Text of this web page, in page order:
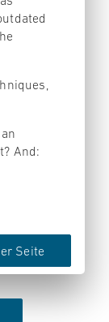
And:
Seite